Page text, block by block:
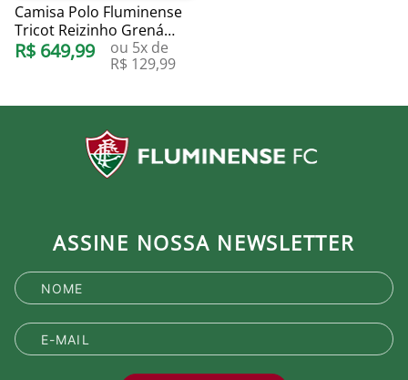
Camisa Polo Fluminense
Tricot Reizinho Grená
Foxton
R$ 649,99 ou 5x de
R$ 129,99
ASSINE NOSSA NEWSLETTER